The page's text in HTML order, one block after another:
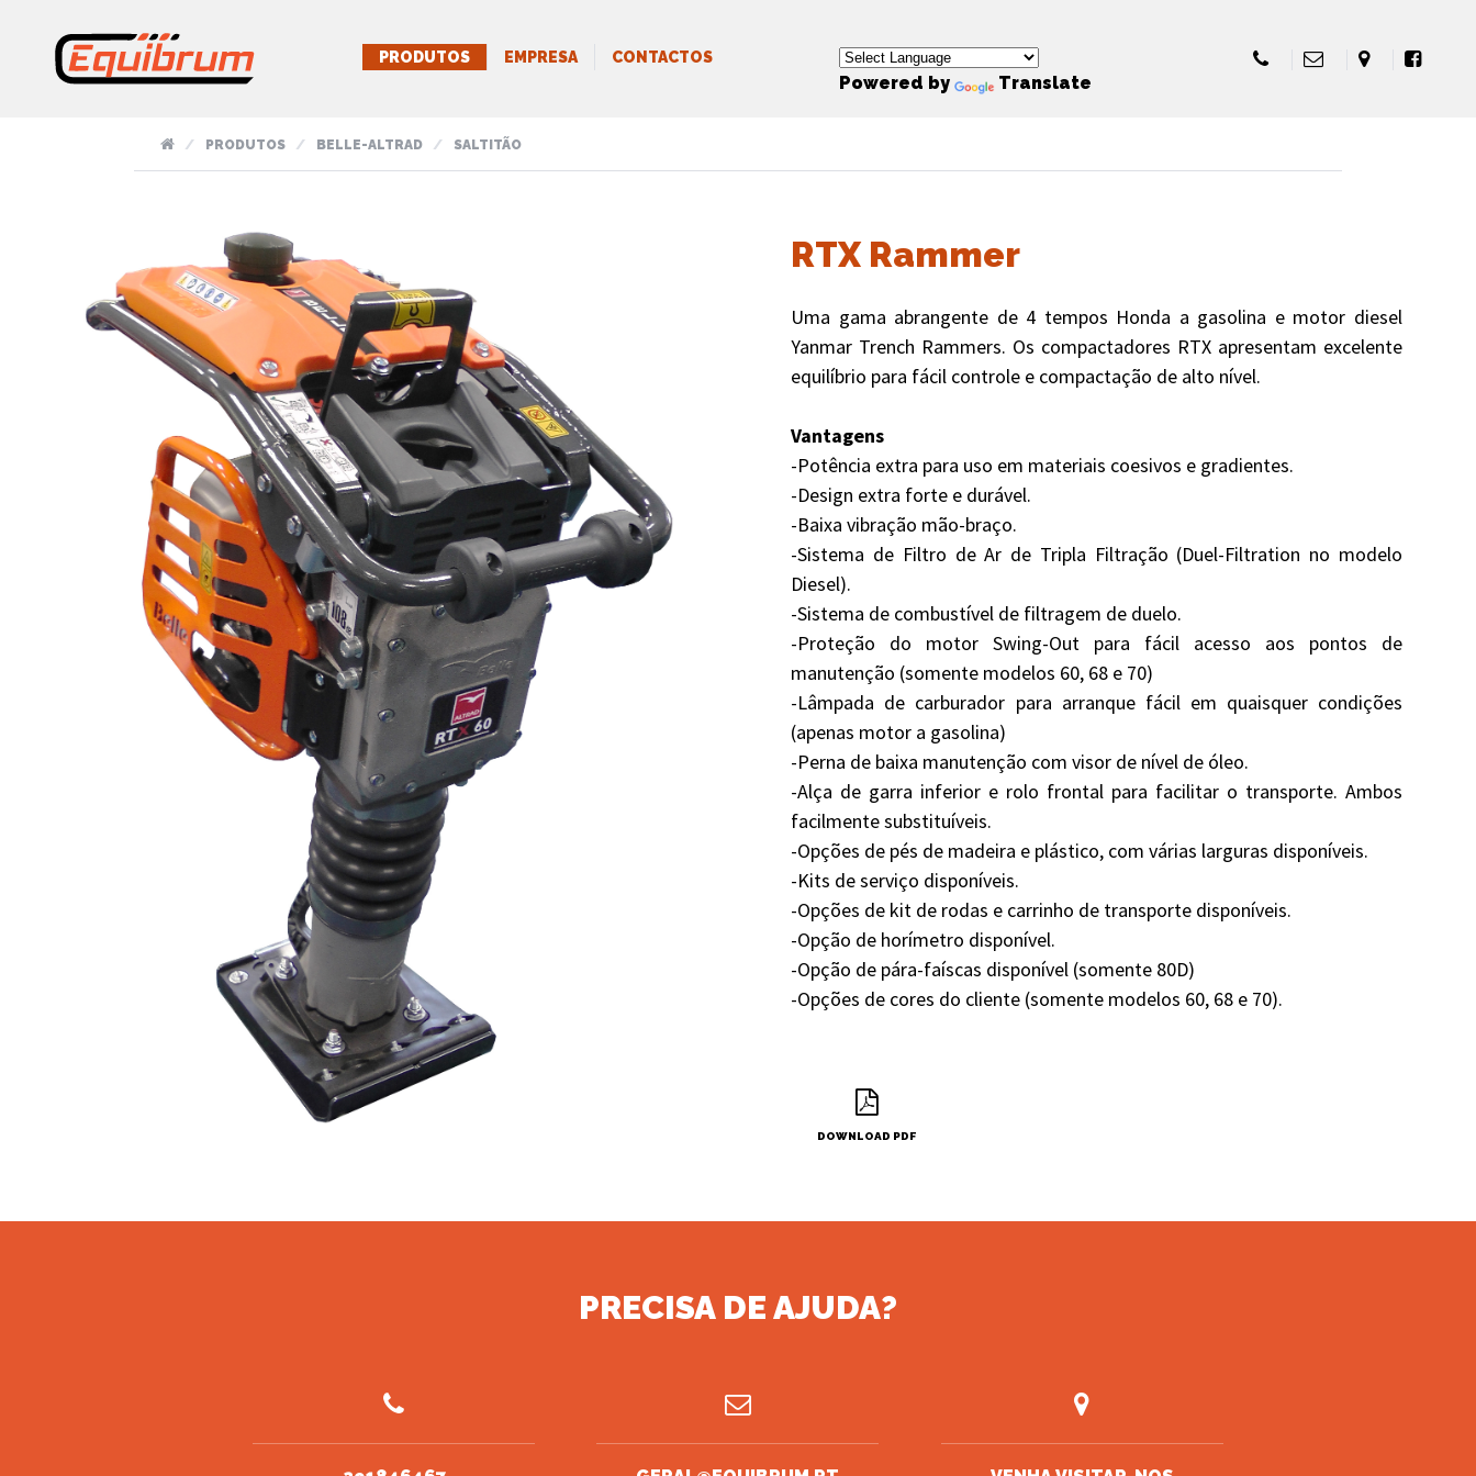
PRODUTOS EMPRESA CONTACTOS
Powered by Translate
PRODUTOS BELLE-ALTRAD SALTITÃO
RTX Rammer
Uma gama abrangente de 4 tempos Honda a gasolina e motor diesel
Yanmar Trench Rammers. Os compactadores RTX apresentam excelente
equilíbrio para fácil controle e compactação de alto nível.
Vantagens
-Potência extra para uso em materiais coesivos e gradientes.
-Design extra forte e durável.
-Baixa vibração mão-braço.
-Sistema de Filtro de Ar de Tripla Filtração (Duel-Filtration no modelo
Diesel).
-Sistema de combustível de filtragem de duelo.
-Proteção do motor Swing-Out para fácil acesso aos pontos de
manutenção (somente modelos 60, 68 e 70)
-Lâmpada de carburador para arranque fácil em quaisquer condições
(apenas motor a gasolina)
-Perna de baixa manutenção com visor de nível de óleo.
-Alça de garra inferior e rolo frontal para facilitar o transporte. Ambos
facilmente substituíveis.
-Opções de pés de madeira e plástico, com várias larguras disponíveis.
-Kits de serviço disponíveis.
-Opções de kit de rodas e carrinho de transporte disponíveis.
-Opção de horímetro disponível.
-Opção de pára-faíscas disponível (somente 80D)
-Opções de cores do cliente (somente modelos 60, 68 e 70).
DOWNLOAD PDF
PRECISA DE AJUDA?